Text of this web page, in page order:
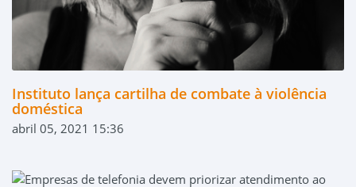
Instituto lança cartilha de combate à violência
doméstica
abril 05, 2021 15:36